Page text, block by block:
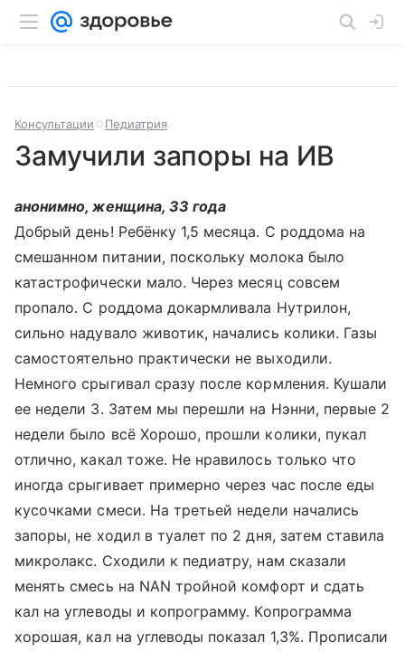
Консультации Педиатрия
Замучили запоры на ИВ
анонимно, женщина, 33 года
Добрый день! Ребёнку 1,5 месяца. С роддома на
смешанном питании, поскольку молока было
катастрофически мало. Через месяц совсем
пропало. С роддома докармливала Нутрилон,
сильно надувало животик, начались колики. Газы
самостоятельно практически не выходили.
Немного срыгивал сразу после кормления. Кушали
ее недели 3. Затем мы перешли на Нэнни, первые 2
недели было всё Хорошо, прошли колики, пукал
отлично, какал тоже. Не нравилось только что
иногда срыгивает примерно через час после еды
кусочками смеси. На третьей недели начались
запоры, не ходил в туалет по 2 дня, затем ставила
микролакс. Сходили к педиатру, нам сказали
менять смесь на NAN тройной комфорт и сдать
кал на углеводы и копрограмму. Копрограмма
хорошая, кал на углеводы показал 1,3%. Прописали